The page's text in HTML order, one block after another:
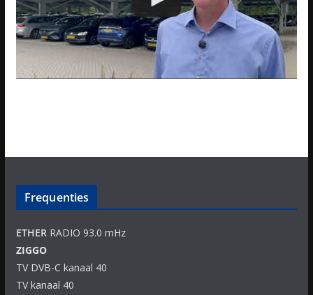
Frequenties
ETHERRADIO 93.0 mHz
ZIGGO
TV DVB-C kanaal 40
TV kanaal 40